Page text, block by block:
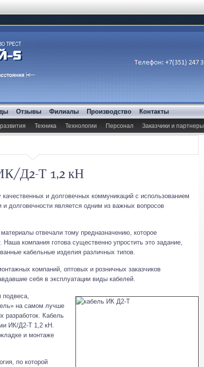
Отзывы Филиалы Производство Контакты
Техника Технологии Персонал Заказчики и партнеры
Д2-Т 1,2 кН
и долговечных коммуникаций с использованием
и долговечности является одним из важных вопросов
отвечали тому предназначению, которое
компания готова существенно упростить это задание,
кабельные изделия различных типов.
компаний, оптовых и розничных заказчиков
себя в эксплуатации виды кабелей.
подвеса,
на самом лучше
разработок. Кабель
ИК/Д2-Т 1,2 кН.
и монтаже
по которой